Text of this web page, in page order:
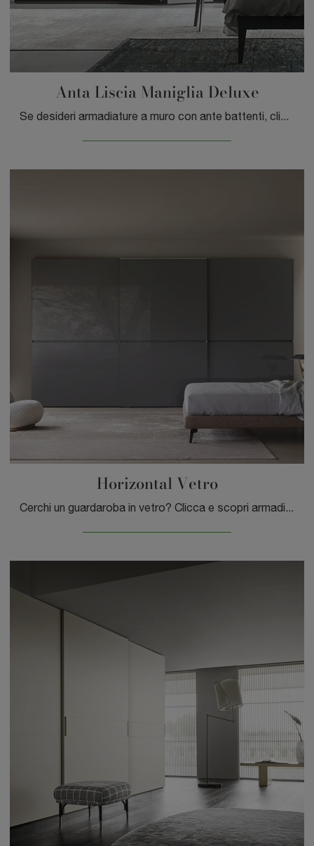
Anta Liscia Maniglia Deluxe
Se desideri armadiature a muro con ante battenti, clicca e scopri l'armadio Anta Liscia Maniglia Deluxe di Sangiacomo in legno.
Horizontal Vetro
Cerchi un guardaroba in vetro? Clicca e scopri armadiature a muro con ante scorrevoli di Sangiacomo.